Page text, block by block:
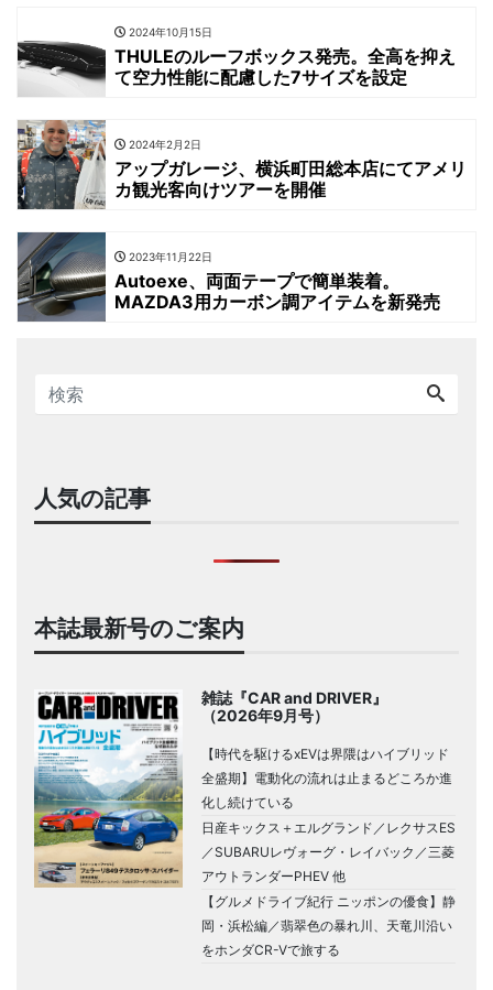
2024年10月15日
THULEのルーフボックス発売。全高を抑え
て空力性能に配慮した7サイズを設定
2024年2月2日
アップガレージ、横浜町田総本店にてアメリ
カ観光客向けツアーを開催
2023年11月22日
Autoexe、両面テープで簡単装着。
MAZDA3用カーボン調アイテムを新発売
人気の記事
本誌最新号のご案内
雑誌『CAR and DRIVER』
（2026年9月号）
【時代を駆けるxEVは界隈はハイブリッド
全盛期】電動化の流れは止まるどころか進
化し続けている
日産キックス＋エルグランド／レクサスES
／SUBARUレヴォーグ・レイバック／三菱
アウトランダーPHEV 他
【グルメドライブ紀行 ニッポンの優食】静
岡・浜松編／翡翠色の暴れ川、天竜川沿い
をホンダCR-Vで旅する